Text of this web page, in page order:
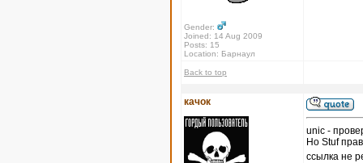
Gender:
Joined: 14 Aug 2009
Posts: 15
Location: Барнаул
Back to top
качок
unic -
Но Stuf
ссылка не